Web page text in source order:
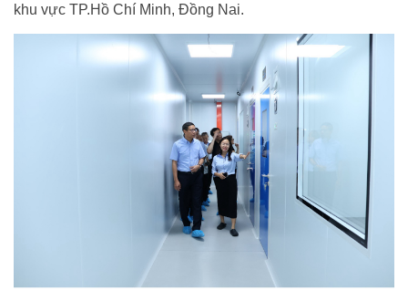
khu vực TP.Hồ Chí Minh, Đồng Nai.